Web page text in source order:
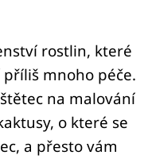
rostlin, které
mnoho péče.
na malování
o které se
a přesto vám